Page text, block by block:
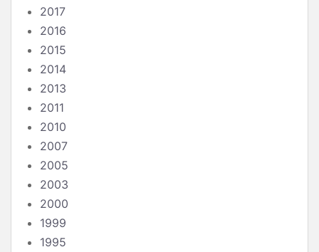
2017
2016
2015
2014
2013
2011
2010
2007
2005
2003
2000
1999
1995